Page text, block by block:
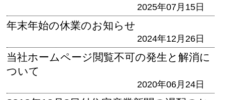
2025年07月15日
年末年始の休業のお知らせ
2024年12月26日
当社ホームページ閲覧不可の発生と解消に
ついて
2020年06月24日